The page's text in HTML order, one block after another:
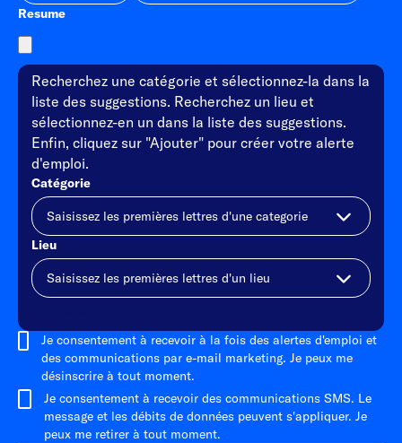
Resume
Recherchez une catégorie et sélectionnez-la dans la
liste des suggestions. Recherchez un lieu et
sélectionnez-en un dans la liste des suggestions.
Enfin, cliquez sur "Ajouter" pour créer votre alerte
d'emploi.
Catégorie
Lieu
Je consentement à recevoir à la fois des alertes d'emploi et
des communications par e-mail marketing. Je peux me
désinscrire à tout moment.
Je consentement à recevoir des communications SMS. Le
message et les débits de données peuvent s'appliquer. Je
peux me retirer à tout moment.